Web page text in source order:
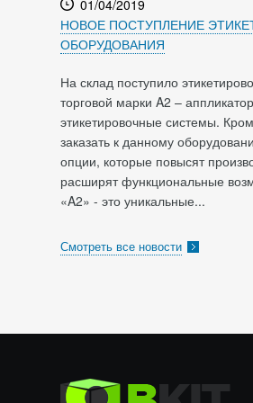
01/04/2019
НОВОЕ ПОСТУПЛЕНИЕ
ОБОРУДОВАНИЯ
На склад поступило
торговой марки A2 –
этикетировочные системы.
заказать к данному
опции, которые повысят
расширят функциональные
«A2» - это уникальные...
Смотреть все новости